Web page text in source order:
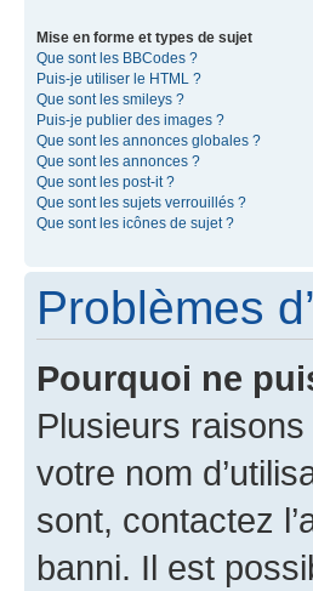
Mise en forme et types de sujet
Que sont les BBCodes ?
Puis-je utiliser le HTML ?
Que sont les smileys ?
Puis-je publier des images ?
Que sont les annonces globales ?
Que sont les annonces ?
Que sont les post-it ?
Que sont les sujets verrouillés ?
Que sont les icônes de sujet ?
Problèmes
Pourquoi ne
Plusieurs
votre nom
sont, contactez
banni. Il est